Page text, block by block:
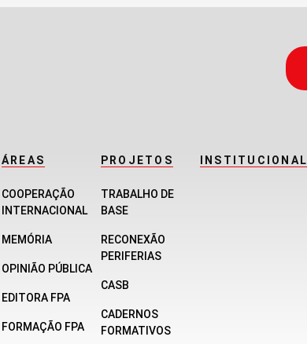
ÁREAS
COOPERAÇÃO
INTERNACIONAL
MEMÓRIA
OPINIÃO PÚBLICA
EDITORA FPA
FORMAÇÃO FPA
PROJETOS
TRABALHO DE
BASE
RECONEXÃO
PERIFERIAS
CASB
CADERNOS
FORMATIVOS
INSTITUCIONAL